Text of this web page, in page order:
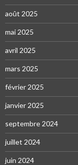
août 2025
mai 2025
avril 2025
mars 2025
février 2025
janvier 2025
septembre 2024
juillet 2024
juin 2024